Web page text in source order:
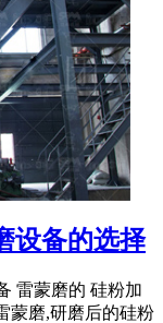
设备的选择
雷蒙磨的 硅粉加
蒙磨,研磨后的硅粉